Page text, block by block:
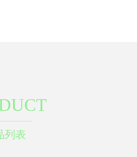
列表